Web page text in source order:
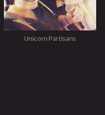
Unicorn Partisans